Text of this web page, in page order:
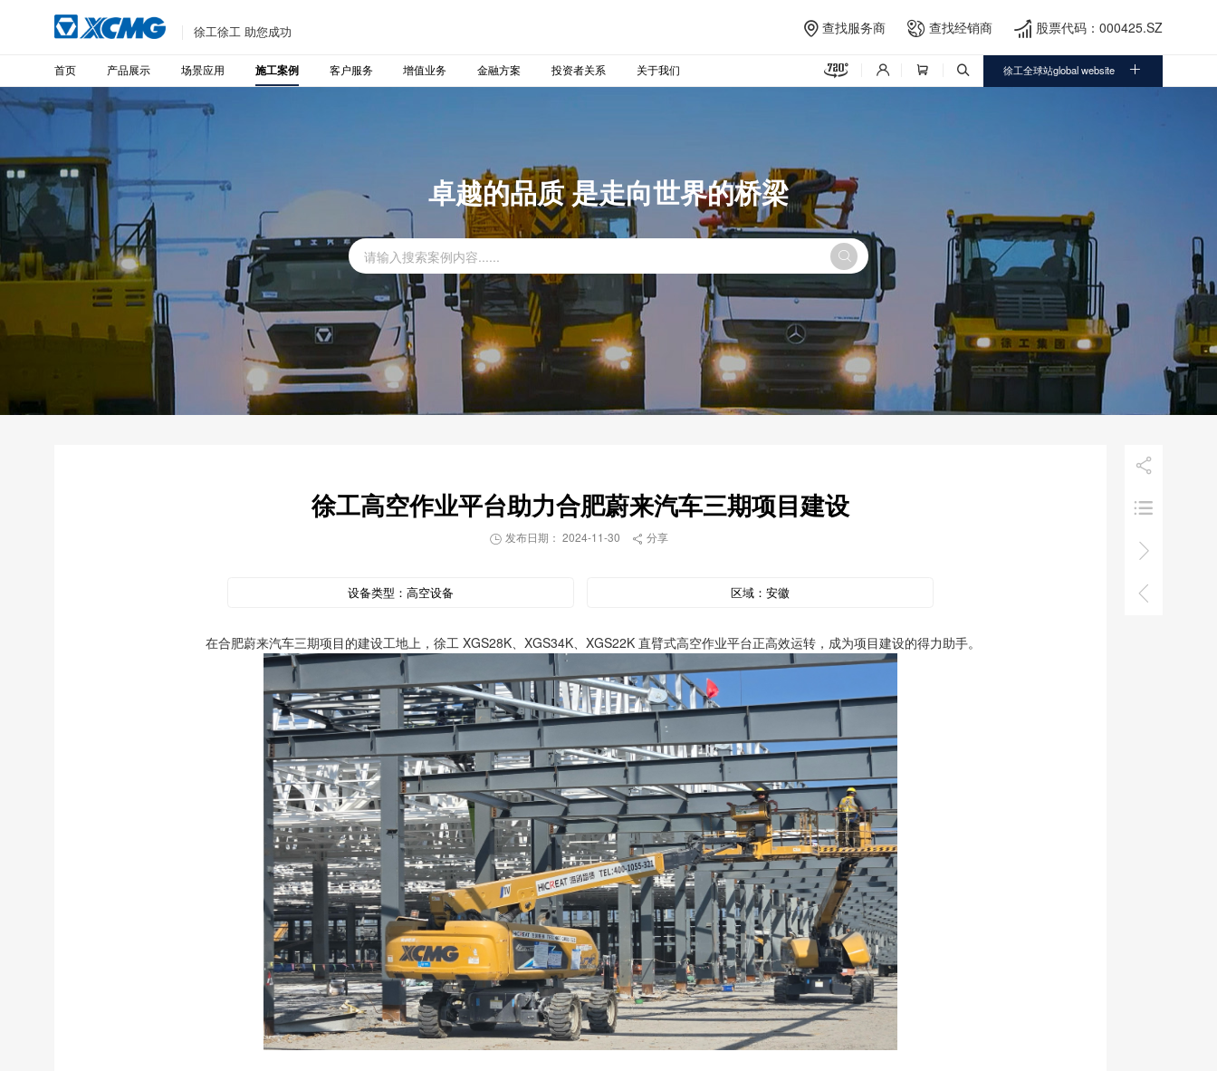
徐工徐工 助您成功  查找服务商  查找经销商  股票代码：000425.SZ
首页 产品展示 场景应用 施工案例 客户服务 增值业务 金融方案 投资者关系 关于我们     徐工全球站global website 
卓越的品质 是走向世界的桥梁





徐工高空作业平台助力合肥蔚来汽车三期项目建设
 发布日期： 2024-11-30  分享
设备类型：高空设备 区域：安徽
在合肥蔚来汽车三期项目的建设工地上，徐工 XGS28K、XGS34K、XGS22K 直臂式高空作业平台正高效运转，成为项目建设的得力助手。